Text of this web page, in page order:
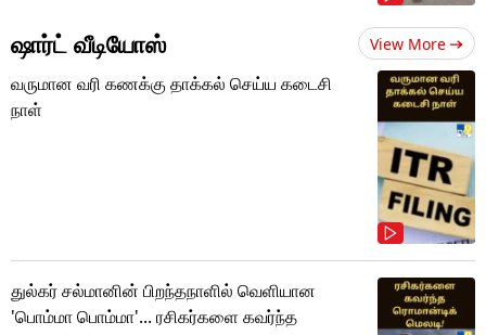
ஷார்ட் வீடியோஸ் View More
வருமான வரி கணக்கு தாக்கல் செய்ய கடைசி
நாள்
துல்கர் சல்மானின் பிறந்தநாளில் வெளியான
'பொம்மா பொம்மா'... ரசிகர்களை கவர்ந்த